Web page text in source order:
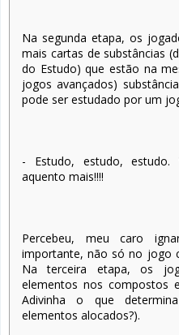
Na segunda etapa, os
mais cartas de substâncias
do Estudo) que estão na
jogos avançados)
pode ser estudado por um
- Estudo, estudo,
aquento mais!!!!
Percebeu, meu caro
importante, não só no jogo
Na terceira etapa, os
elementos nos compostos
Adivinha o que
elementos alocados?).